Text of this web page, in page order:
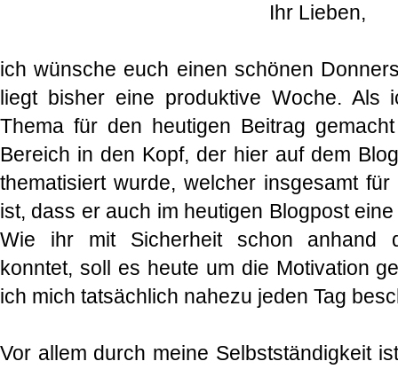
Ihr Lieben,
ich wünsche euch einen schönen
liegt bisher eine produktive Woche. Als
Thema für den heutigen Beitrag
Bereich in den Kopf, der hier auf dem
thematisiert wurde, welcher insgesamt
ist, dass er auch im heutigen Blogpost
Wie ihr mit Sicherheit schon anhand
konntet, soll es heute um die Motivation
ich mich tatsächlich nahezu jeden Tag
Vor allem durch meine Selbstständigkeit